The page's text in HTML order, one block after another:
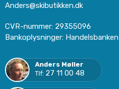
Anders@skibutikken.dk
CVR-nummer: 29355096
Bankoplysninger: Handelsbanken
Anders Møller
Tlf: 27 11 00 48